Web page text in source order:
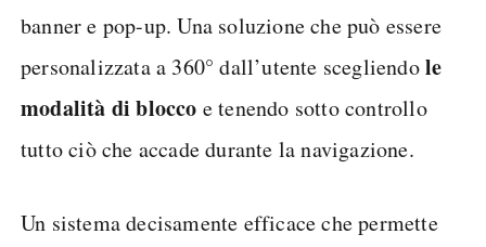
banner e pop-up. Una soluzione che può essere
personalizzata a 360° dall’utente scegliendole
modalità di blocco e tenendo sotto controllo
tutto ciò che accade durante la navigazione.
Un sistema decisamente efficace che permette